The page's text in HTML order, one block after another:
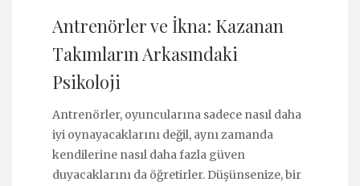
Antrenörler ve İkna: Kazanan
Takımların Arkasındaki
Psikoloji
Antrenörler, oyuncularına sadece nasıl daha
iyi oynayacaklarını değil, aynı zamanda
kendilerine nasıl daha fazla güven
duyacaklarını da öğretirler. Düşünsenize, bir